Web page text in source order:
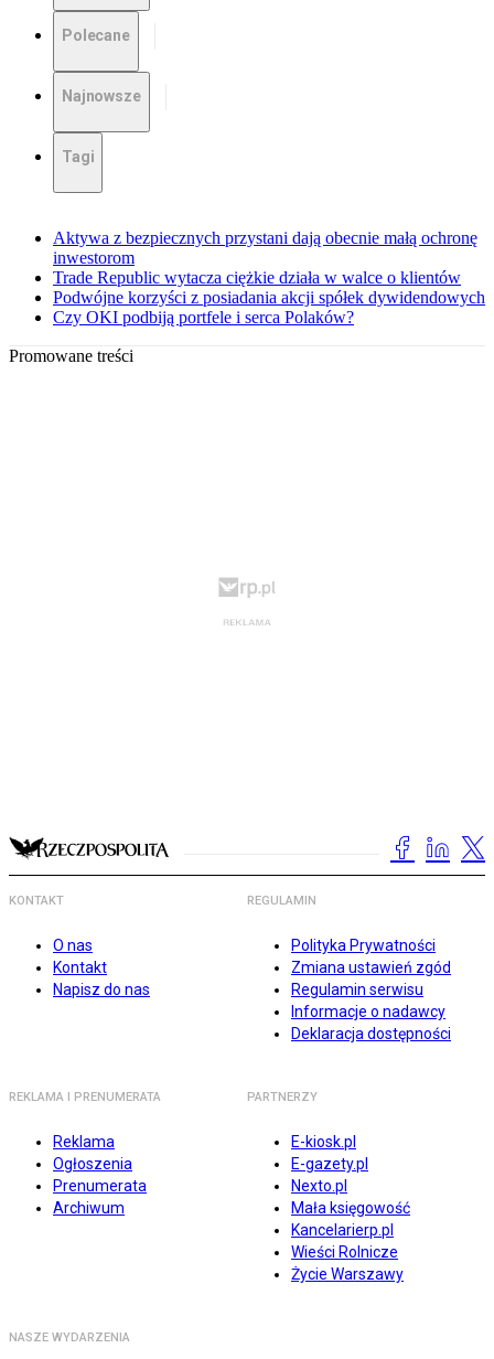
Polecane
Najnowsze
Tagi
Aktywa z bezpiecznych przystani dają obecnie małą ochronę
inwestorom
Trade Republic wytacza ciężkie działa w walce o klientów
Podwójne korzyści z posiadania akcji spółek dywidendowych
Czy OKI podbiją portfele i serca Polaków?
Promowane treści
KONTAKT
O nas
Kontakt
Napisz do nas
REGULAMIN
Polityka Prywatności
Zmiana ustawień zgód
Regulamin serwisu
Informacje o nadawcy
Deklaracja dostępności
REKLAMA I PRENUMERATA
Reklama
Ogłoszenia
Prenumerata
Archiwum
PARTNERZY
E-kiosk.pl
E-gazety.pl
Nexto.pl
Mała księgowość
Kancelarierp.pl
Wieści Rolnicze
Życie Warszawy
NASZE WYDARZENIA